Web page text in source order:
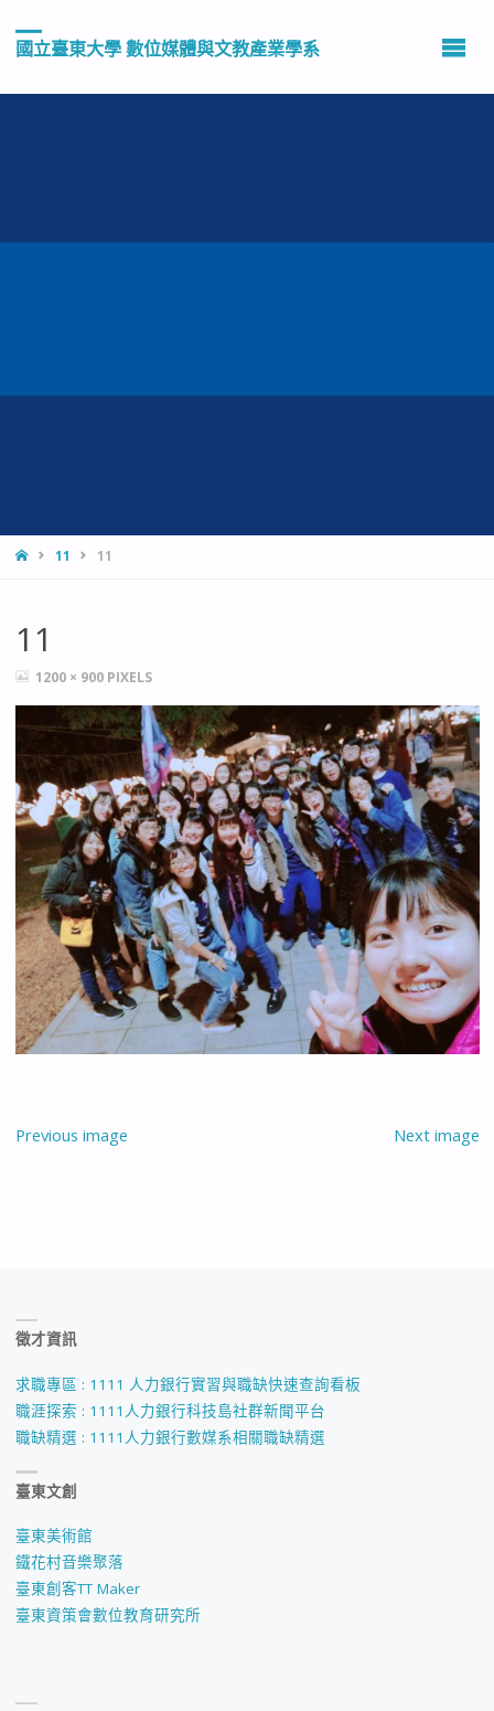
國立臺東大學 數位媒體與文教產業學系
HOME
11 11
11
FULL1200 × 900 PIXELS
Previous image Next image
徵才資訊
求職專區 : 1111 人力銀行實習與職缺快速查詢看板
職涯探索 : 1111人力銀行科技島社群新聞平台
職缺精選 : 1111人力銀行數媒系相關職缺精選
臺東文創
臺東美術館
鐵花村音樂聚落
臺東創客TT Maker
臺東資策會數位教育研究所